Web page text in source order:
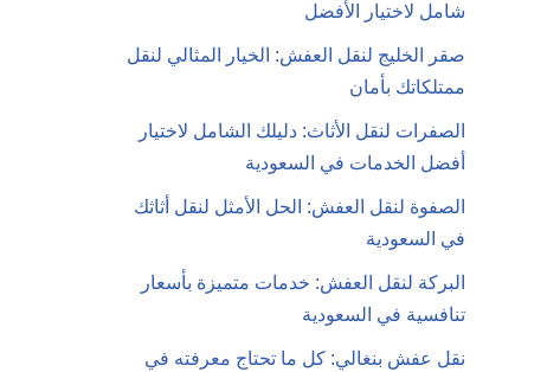
شامل لاختيار الأفضل
صقر الخليج لنقل العفش: الخيار المثالي لنقل
ممتلكاتك بأمان
الصفرات لنقل الأثاث: دليلك الشامل لاختيار
أفضل الخدمات في السعودية
الصفوة لنقل العفش: الحل الأمثل لنقل أثاثك
في السعودية
البركة لنقل العفش: خدمات متميزة بأسعار
تنافسية في السعودية
نقل عفش بنغالي: كل ما تحتاج معرفته في